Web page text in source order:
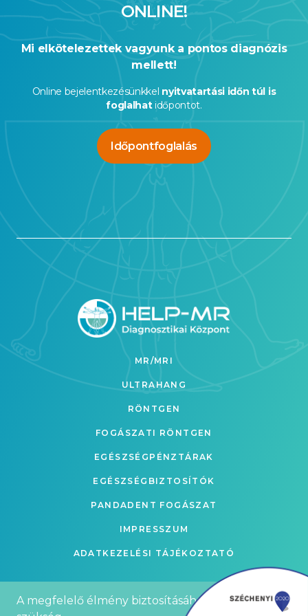
ONLINE!
Mi elkötelezettek vagyunk a pontos diagnózis
mellett!
Online bejelentkezésünkkel nyitvatartási időn túl is
foglalhatidőpontot.
Időpontfoglalás
MR/MRI
ULTRAHANG
RÖNTGEN
FOGÁSZATI RÖNTGEN
EGÉSZSÉGPÉNZTÁRAK
EGÉSZSÉGBIZTOSÍTÓK
PANDADENT FOGÁSZAT
IMPRESSZUM
ADATKEZELÉSI TÁJÉKOZTATÓ
A megfelelő élmény biztosításához sütikre van